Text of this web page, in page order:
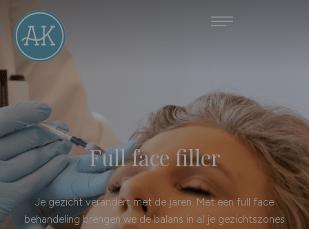
Full face filler
Je gezicht verandert met de jaren. Met een full face
behandeling brengen we de balans in al je gezichtszones